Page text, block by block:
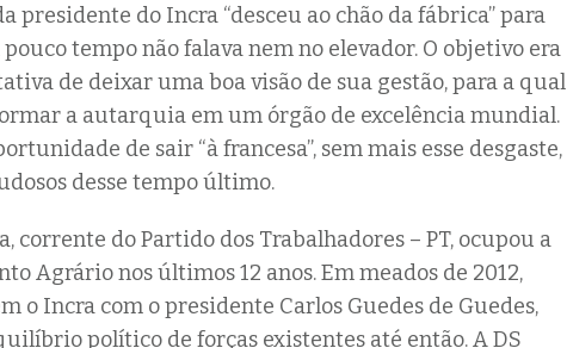
presidente do Incra “desceu ao chão da fábrica” para
tempo não falava nem no elevador. O objetivo era
de deixar uma boa visão de sua gestão, para a qual
a autarquia em um órgão de excelência mundial.
de sair “à francesa”, sem mais esse desgaste,
desse tempo último.
corrente do Partido dos Trabalhadores – PT, ocupou a
Agrário nos últimos 12 anos. Em meados de 2012,
o Incra com o presidente Carlos Guedes de Guedes,
político de forças existentes até então. A DS